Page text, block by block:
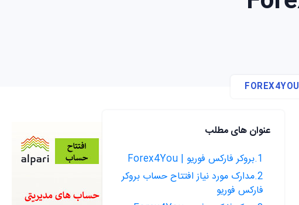
عنوان های مطلب
1.بروکر فارکس فوریو | Forex4You
2.مدارک مورد نیاز افتتاح حساب بروکر
فارکس فوریو